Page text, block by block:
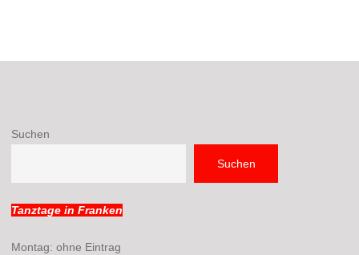
Suchen
Suchen
Tanztage in Franken
Montag: ohne Eintrag